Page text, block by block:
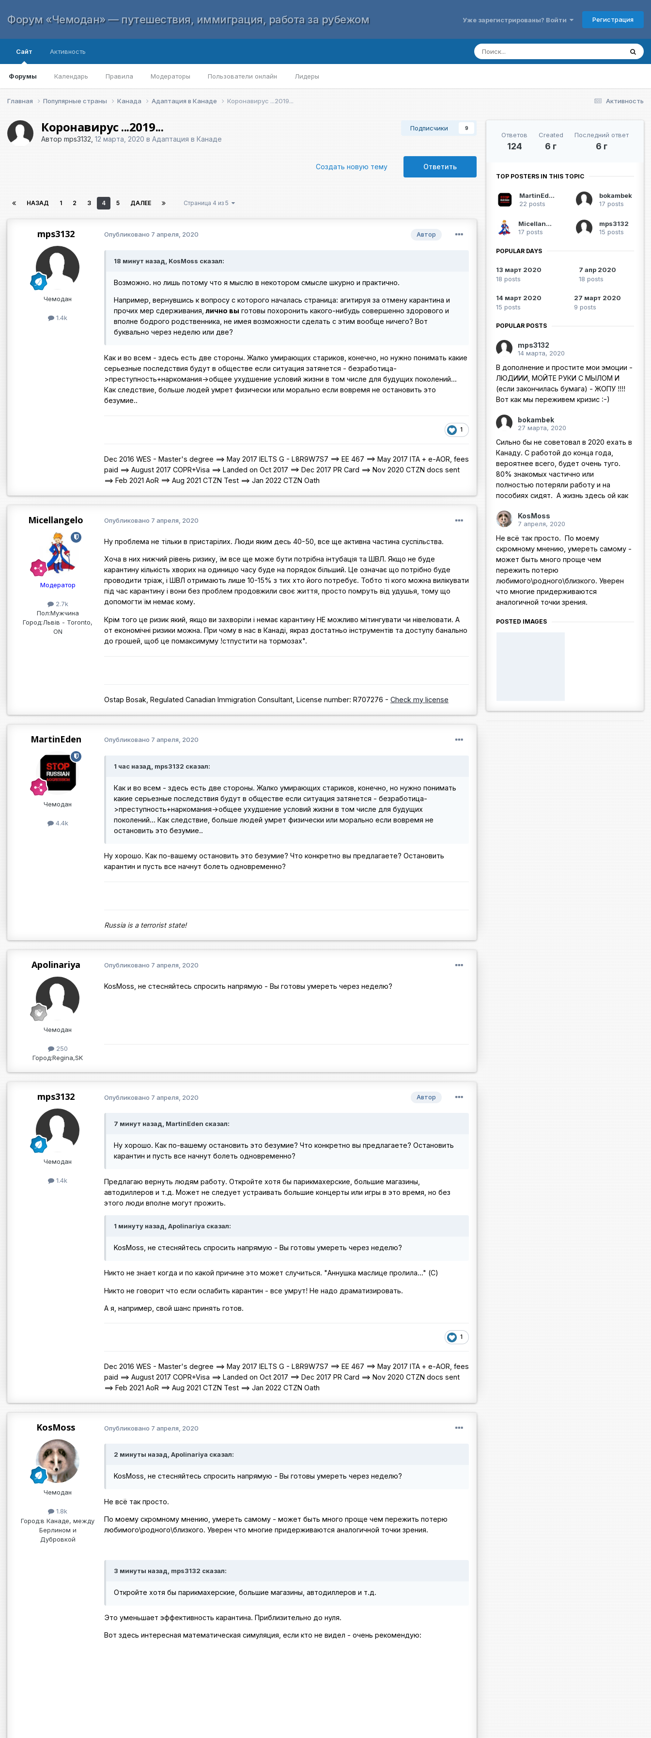
Форум «Чемодан» — путешествия, иммиграция, работа за рубежом Уже зарегистрированы? Войти Регистрация
Сайт
Форумы Календарь Правила Модераторы Пользователи онлайн Лидеры
Активность
Активность
Главная Популярные страны Канада Адаптация в Канаде Коронавирус ...2019...
Подписчики 9
Коронавирус ...2019...
Автор mps3132 12 марта, 2020 в Адаптация в Канаде
Ответить
Создать новую тему
НАЗАД 1 2 3 4 5 ДАЛЕЕ Страница 4 из 5
mps3132
Чемодан
1.4k
Автор
Опубликовано 7 апреля, 2020
18 минут назад, KosMoss сказал:
Возможно. но лишь потому что я мыслю в некотором смысле шкурно и практично.
Например, вернувшись к вопросу с которого началась страница: агитируя за отмену карантина и
прочих мер сдерживания, лично вы готовы похоронить какого-нибудь совершенно здорового и
вполне бодрого родственника, не имея возможности сделать с этим вообще ничего? Вот
буквально через неделю или две?
Как и во всем - здесь есть две стороны. Жалко умирающих стариков, конечно, но нужно понимать какие
серьезные последствия будут в обществе если ситуация затянется - безработица-
>преступность+наркомания->общее ухудшение условий жизни в том числе для будущих поколений...
Как следствие, больше людей умрет физически или морально если вовремя не остановить это
безумие..
1
Dec 2016 WES - Master's degree ==> May 2017 IELTS G - L8R9W7S7 ==> EE 467 ==> May 2017 ITA + e-AOR, fees
paid ==> August 2017 COPR+Visa ==> Landed on Oct 2017 ==> Dec 2017 PR Card ==> Nov 2020 CTZN docs sent
==> Feb 2021 AoR ==> Aug 2021 CTZN Test ==> Jan 2022 CTZN Oath
Micellangelo
Модератор
2.7k
Пол:Мужчина
Город:Львів - Toronto,
ON
Опубликовано 7 апреля, 2020
Ну проблема не тільки в пристарілих. Люди яким десь 40-50, все ще активна частина суспільства.
Хоча в них нижчий рівень ризику, їм все ще може бути потрібна інтубація та ШВЛ. Якщо не буде
карантину кількість хворих на одиницю часу буде на порядок більший. Це означає що потрібно буде
проводити тріаж, і ШВЛ отримають лише 10-15% з тих хто його потребує. Тобто ті кого можна вилікувати
під час карантину і вони без проблем продовжили своє життя, просто помруть від удушья, тому що
допомогти їм немає кому.
Крім того це ризик який, якщо ви захворіли і немає карантину НЕ можливо мітингувати чи нівелювати. А
от економічні ризики можна. При чому в нас в Канаді, якраз достатньо інструментів та доступу банально
до грошей, щоб це помаксимуму !стпустити на тормозах".
Ostap Bosak, Regulated Canadian Immigration Consultant, License number: R707276 - Check my license
MartinEden
Чемодан
4.4k
Опубликовано 7 апреля, 2020
1 час назад, mps3132 сказал:
Как и во всем - здесь есть две стороны. Жалко умирающих стариков, конечно, но нужно понимать
какие серьезные последствия будут в обществе если ситуация затянется - безработица-
>преступность+наркомания->общее ухудшение условий жизни в том числе для будущих
поколений... Как следствие, больше людей умрет физически или морально если вовремя не
остановить это безумие..
Ну хорошо. Как по-вашему остановить это безумие? Что конкретно вы предлагаете? Остановить
карантин и пусть все начнут болеть одновременно?
Russia is a terrorist state!
Apolinariya
Чемодан
250
Город:Regina,SK
Опубликовано 7 апреля, 2020
KosMoss, не стесняйтесь спросить напрямую - Вы готовы умереть через неделю?
mps3132
Чемодан
1.4k
Автор
Опубликовано 7 апреля, 2020
7 минут назад, MartinEden сказал:
Ну хорошо. Как по-вашему остановить это безумие? Что конкретно вы предлагаете? Остановить
карантин и пусть все начнут болеть одновременно?
Предлагаю вернуть людям работу. Откройте хотя бы парикмахерские, большие магазины,
автодиллеров и т.д. Может не следует устраивать большие концерты или игры в это время, но без
этого люди вполне могут прожить.
1 минуту назад, Apolinariya сказал:
KosMoss, не стесняйтесь спросить напрямую - Вы готовы умереть через неделю?
Никто не знает когда и по какой причине это может случиться. "Аннушка маслице пролила..." (С)
Никто не говорит что если ослабить карантин - все умрут! Не надо драматизировать.
А я, например, свой шанс принять готов.
1
Dec 2016 WES - Master's degree ==> May 2017 IELTS G - L8R9W7S7 ==> EE 467 ==> May 2017 ITA + e-AOR, fees
paid ==> August 2017 COPR+Visa ==> Landed on Oct 2017 ==> Dec 2017 PR Card ==> Nov 2020 CTZN docs sent
==> Feb 2021 AoR ==> Aug 2021 CTZN Test ==> Jan 2022 CTZN Oath
KosMoss
Чемодан
1.8k
Город:в Канаде, между
Берлином и
Дубровкой
Опубликовано 7 апреля, 2020
2 минуты назад, Apolinariya сказал:
KosMoss, не стесняйтесь спросить напрямую - Вы готовы умереть через неделю?
Не всё так просто.
По моему скромному мнению, умереть самому - может быть много проще чем пережить потерю
любимого\родного\близкого. Уверен что многие придерживаются аналогичной точки зрения.
3 минуты назад, mps3132 сказал:
Откройте хотя бы парикмахерские, большие магазины, автодиллеров и т.д.
Это уменьшает эффективность карантина. Приблизительно до нуля.
Вот здесь интересная математическая симуляция, если кто не видел - очень рекомендую:
Ответов
124
Created
6 г
Последний ответ
6 г
TOP POSTERS IN THIS TOPIC
MartinEden
22 posts
bokambek
17 posts
Micellangelo
17 posts
mps3132
15 posts
POPULAR DAYS
13 март 2020
18 posts
7 апр 2020
18 posts
14 март 2020
15 posts
27 март 2020
9 posts
POPULAR POSTS
mps3132
14 марта, 2020
В дополнение и простите мои эмоции -
ЛЮДИИИ, МОЙТЕ РУКИ С МЫЛОМ И
(если закончилась бумага) - ЖОПУ !!!!
Вот как мы переживем кризис :-)
bokambek
27 марта, 2020
Сильно бы не советовал в 2020 ехать в
Канаду. С работой до конца года,
вероятнее всего, будет очень туго.
80% знакомых частично или
полностью потеряли работу и на
пособиях сидят. А жизнь здесь ой как
KosMoss
7 апреля, 2020
Не всё так просто. По моему
скромному мнению, умереть самому -
может быть много проще чем
пережить потерю
любимого\родного\близкого. Уверен
что многие придерживаются
аналогичной точки зрения.
POSTED IMAGES